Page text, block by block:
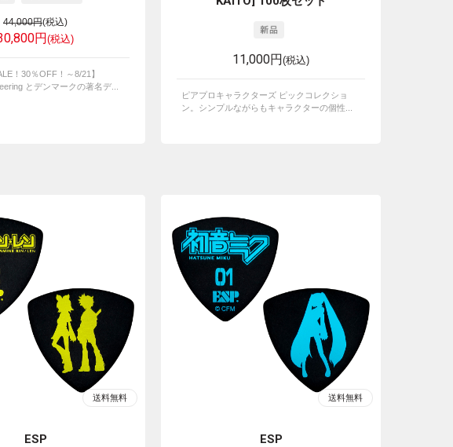
44,000円(税込)
円(税込)
！30％OFF！～8/21】
とデンマークの著名デ...
11,000円(税込)
ピアプロキャラクターズ ピックコレクショ
ン。シンプルながらもキャラクターの個性...
ESP
ESP